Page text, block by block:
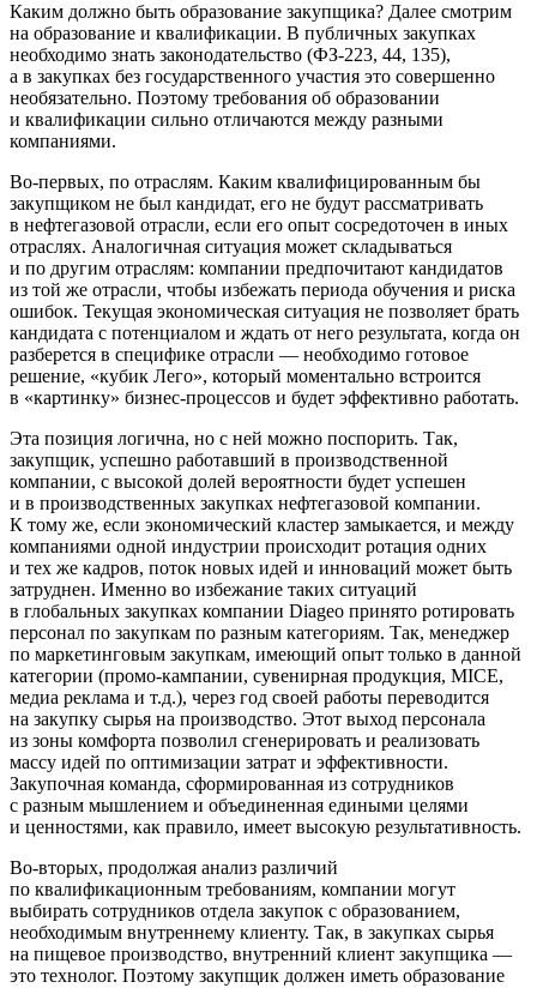
Каким должно быть образование закупщика? Далее смотрим
на образование и квалификации. В публичных закупках
необходимо знать законодательство (ФЗ-223, 44, 135),
а в закупках без государственного участия это совершенно
необязательно. Поэтому требования об образовании
и квалификации сильно отличаются между разными
компаниями.
Во-первых, по отраслям. Каким квалифицированным бы
закупщиком не был кандидат, его не будут рассматривать
в нефтегазовой отрасли, если его опыт сосредоточен в иных
отраслях. Аналогичная ситуация может складываться
и по другим отраслям: компании предпочитают кандидатов
из той же отрасли, чтобы избежать периода обучения и риска
ошибок. Текущая экономическая ситуация не позволяет брать
кандидата с потенциалом и ждать от него результата, когда он
разберется в специфике отрасли — необходимо готовое
решение, «кубик Лего», который моментально встроится
в «картинку» бизнес-процессов и будет эффективно работать.
Эта позиция логична, но с ней можно поспорить. Так,
закупщик, успешно работавший в производственной
компании, с высокой долей вероятности будет успешен
и в производственных закупках нефтегазовой компании.
К тому же, если экономический кластер замыкается, и между
компаниями одной индустрии происходит ротация одних
и тех же кадров, поток новых идей и инноваций может быть
затруднен. Именно во избежание таких ситуаций
в глобальных закупках компании Diageo принято ротировать
персонал по закупкам по разным категориям. Так, менеджер
по маркетинговым закупкам, имеющий опыт только в данной
категории (промо-кампании, сувенирная продукция, MICE,
медиа реклама и т.д.), через год своей работы переводится
на закупку сырья на производство. Этот выход персонала
из зоны комфорта позволил сгенерировать и реализовать
массу идей по оптимизации затрат и эффективности.
Закупочная команда, сформированная из сотрудников
с разным мышлением и объединенная едиными целями
и ценностями, как правило, имеет высокую результативность.
Во-вторых, продолжая анализ различий
по квалификационным требованиям, компании могут
выбирать сотрудников отдела закупок с образованием,
необходимым внутреннему клиенту. Так, в закупках сырья
на пищевое производство, внутренний клиент закупщика —
это технолог. Поэтому закупщик должен иметь образование